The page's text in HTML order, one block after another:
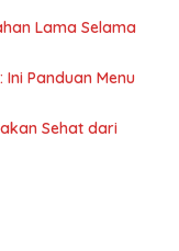
Lama Selama
Panduan Menu
Sehat dari